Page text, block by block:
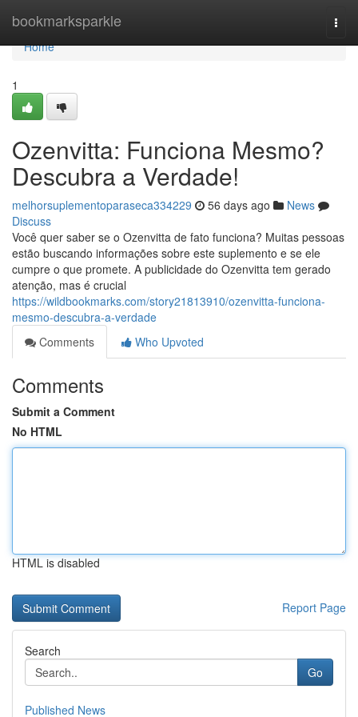
bookmarksparkle
Home
Home
1
Ozenvitta: Funciona Mesmo?
Descubra a Verdade!
melhorsuplementoparaseca334229 56 days ago
News
Discuss
Você quer saber se o Ozenvitta de fato funciona? Muitas pessoas
estão buscando informações sobre este suplemento e se ele
cumpre o que promete. A publicidade do Ozenvitta tem gerado
atenção, mas é crucial
https://wildbookmarks.com/story21813910/ozenvitta-funciona-
mesmo-descubra-a-verdade
Comments
Who Upvoted
Comments
Submit a Comment
No HTML
HTML is disabled
Report Page
Search
Go
Published News